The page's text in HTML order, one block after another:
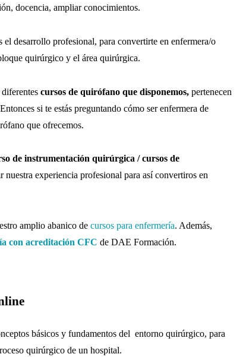
docencia, ampliar conocimientos.
el desarrollo profesional, para convertirte en enfermera/o
quirúrgico y el área quirúrgica.
cursos de quirófano que disponemos, pertenecen
si te estás preguntando cómo ser enfermera de
que ofrecemos.
de instrumentación quirúrgica / cursos de
experiencia profesional para así convertiros en
amplio abanico de cursos para enfermería. Además,
con acreditación CFC de DAE Formación.
básicos y fundamentos del entorno quirúrgico, para
quirúrgico de un hospital.